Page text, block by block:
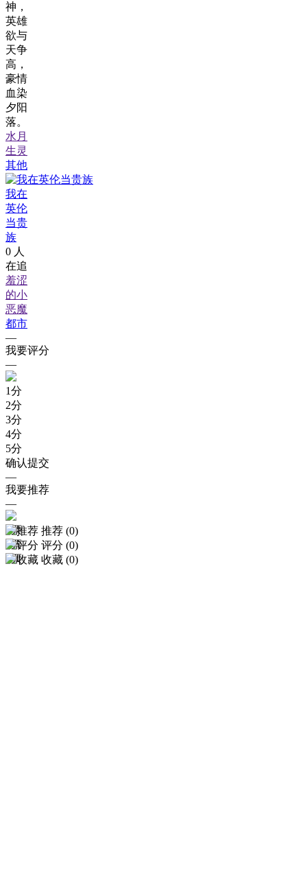
推荐 (0)
评分 (0)
收藏 (0)
神，
英雄
欲与
天争
高，
豪情
血染
夕阳
落。
水月
生灵
其他
我在
英伦
当贵
族
0 人
在追
羞涩
的小
恶魔
都市
—
我要评分
—
1分
2分
3分
4分
5分
确认提交
—
我要推荐
—
1票
2票
3票